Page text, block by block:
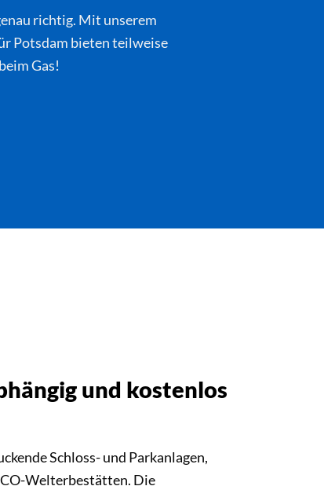
richtig. Mit unserem
Potsdam bieten teilweise
Gas!
und kostenlos
Schloss- und Parkanlagen,
Welterbestätten. Die